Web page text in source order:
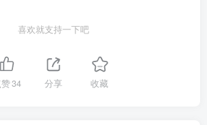
喜欢就支持一下吧
赞34 分享 收藏